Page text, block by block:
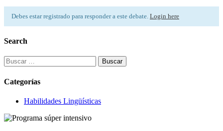
Debes estar registrado para responder a este debate. Login here
Search
Buscar:
Categorías
Habilidades Lingüísticas